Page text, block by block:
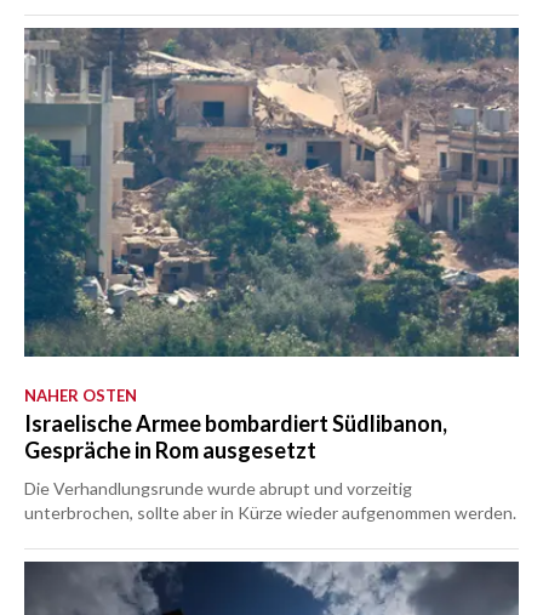
NAHER OSTEN
Israelische Armee bombardiert Südlibanon,
Gespräche in Rom ausgesetzt
Die Verhandlungsrunde wurde abrupt und vorzeitig
unterbrochen, sollte aber in Kürze wieder aufgenommen werden.